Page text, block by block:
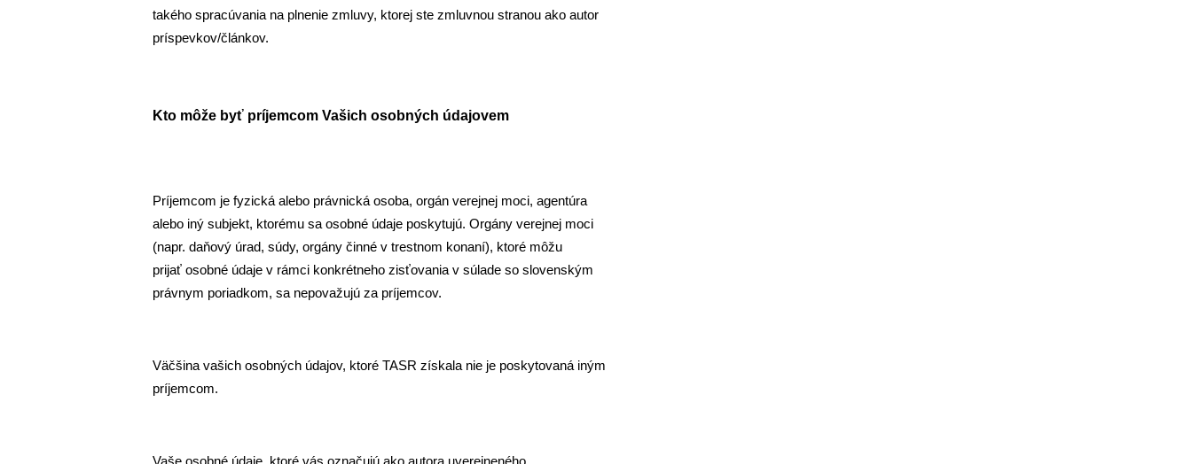
takého spracúvania na plnenie zmluvy, ktorej ste zmluvnou stranou ako autor
príspevkov/článkov.
Kto môže byť príjemcom Vašich osobných údajovem
Príjemcom je fyzická alebo právnická osoba, orgán verejnej moci, agentúra
alebo iný subjekt, ktorému sa osobné údaje poskytujú. Orgány verejnej moci
(napr. daňový úrad, súdy, orgány činné v trestnom konaní), ktoré môžu
prijať osobné údaje v rámci konkrétneho zisťovania v súlade so slovenským
právnym poriadkom, sa nepovažujú za príjemcov.
Väčšina vašich osobných údajov, ktoré TASR získala nie je poskytovaná iným
príjemcom.
Vaše osobné údaje, ktoré vás označujú ako autora uverejneného